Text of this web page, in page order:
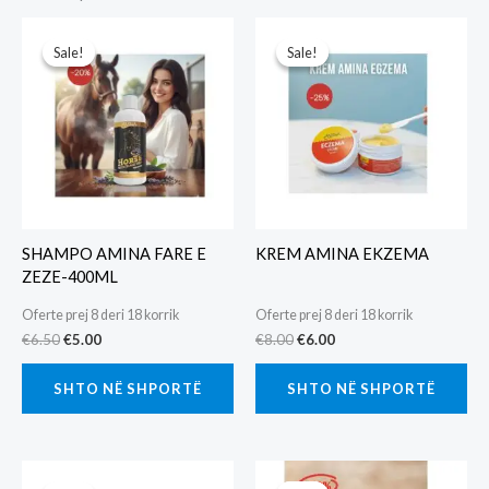
Sale!
Sale!
SHAMPO AMINA FARE E
ZEZE-400ML
Oferte prej 8 deri 18 korrik
€6.50Original
€6.50.
€5.00Current
€5.00.
SHTO NË SHPORTË
Sale!
Sale!
KREM AMINA EKZEMA
Oferte prej 8 deri 18 korrik
€8.00Original
€8.00.
€6.00Current
€6.00.
SHTO NË SHPORTË